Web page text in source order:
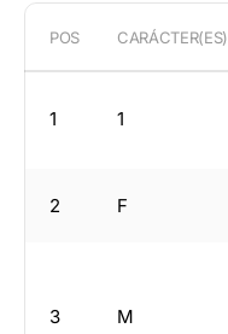
POS CARÁCTER(ES)
1 1
2 F
3 M